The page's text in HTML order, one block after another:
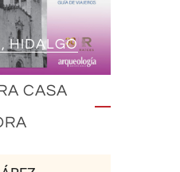
HIDALGO
CASA